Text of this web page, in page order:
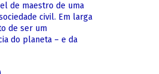
de maestro de uma
civil. Em larga
de ser um
do planeta – e da